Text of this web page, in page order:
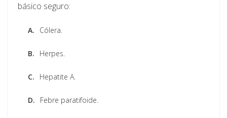
básico seguro:
A. Cólera.
B. Herpes.
C. Hepatite A.
D. Febre paratifoide.